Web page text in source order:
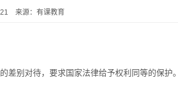
来源：有课教育
差别对待，要求国家法律给予权利同等的保护。